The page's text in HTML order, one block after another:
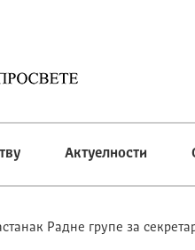
Актуелности
Радне групе за